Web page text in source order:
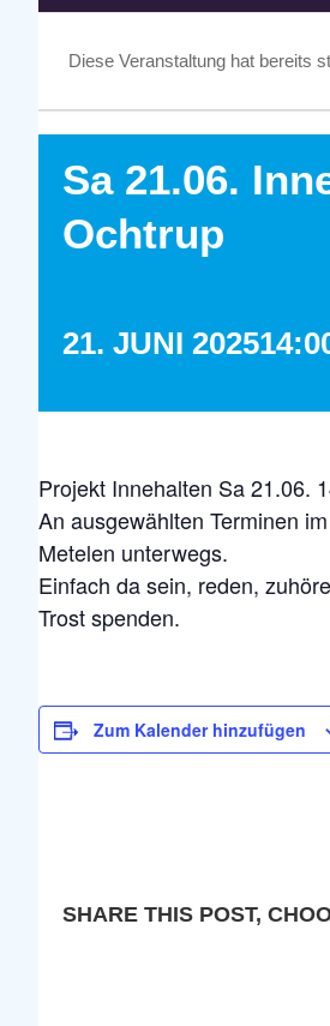
Diese Veranstaltung hat bereits
Sa 21.06.
Ochtrup
21. JUNI
Projekt Innehalten Sa 21.06.
An ausgewählten Terminen
Metelen unterwegs.
Einfach da sein, reden,
Trost spenden.
Zum Kalender hinzufügen
SHARE THIS POST,